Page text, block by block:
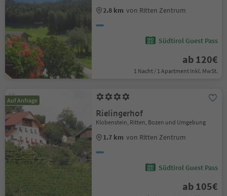
2.8 km von Ritten Zentrum
Südtirol Guest Pass
ab 120€
1 Nacht / 1 Apartment Inkl. MwSt.
Auf Anfrage
Rielingerhof
Klobenstein, Ritten, Bozen und Umgebung
1.7 km von Ritten Zentrum
Südtirol Guest Pass
ab 105€